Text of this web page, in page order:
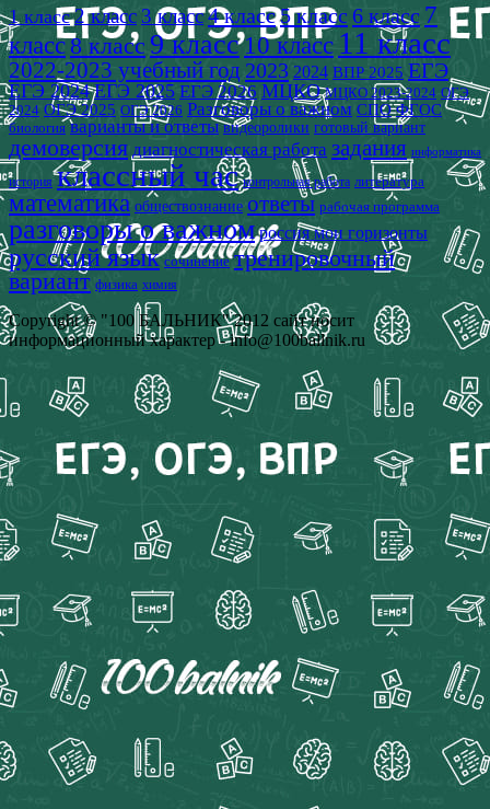
1 класс 2 класс 3 класс4 класс5 класс 6 класс 7
класс8 класс 9 класс10 класс 11 класс
2022-2023 учебный год 2023 2024 ВПР 2025 ЕГЭ
ЕГЭ 2024 ЕГЭ 2025 ЕГЭ 2026 МЦКО МЦКО 2023-2024 ОГЭ
2024 ОГЭ 2025 ОГЭ 2026 Разговоры о важном СПО ФГОС
биология варианты и ответы видеоролики готовый вариант
демоверсия диагностическая работа задания информатика
история классный час контрольная работа литература
математика обществознание ответы рабочая программа
разговоры о важном россия мои горизонты
русский язык сочинение тренировочный
вариант физика химия
Copyright © "100 БАЛЬНИК" 2012 сайт носит
информационный характер - info@100ballnik.ru